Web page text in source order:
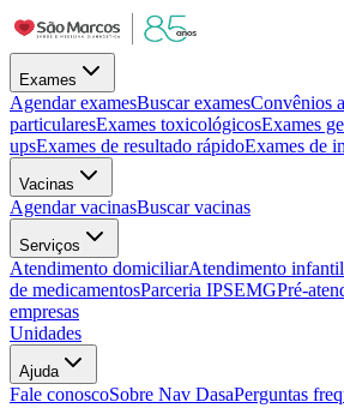
Exames
Agendar examesBuscar examesConvênios
particularesExames toxicológicosExames
upsExames de resultado rápidoExames de
Vacinas
Agendar vacinasBuscar vacinas
Serviços
Atendimento domiciliarAtendimento infantil
de medicamentosParceria IPSEMGPré-
empresas
Unidades
Ajuda
Fale conoscoSobre Nav DasaPerguntas